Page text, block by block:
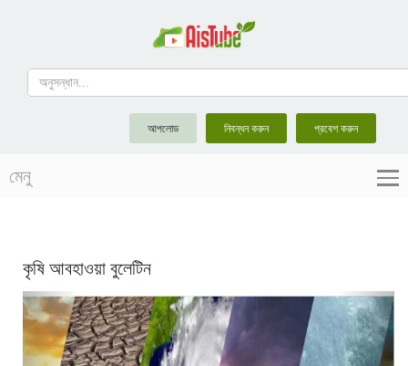
আপলোড নিবন্ধন করুন প্রবেশ করুন
মেনু
কৃষি আবহাওয়া বুলেটিন
Previous
Next